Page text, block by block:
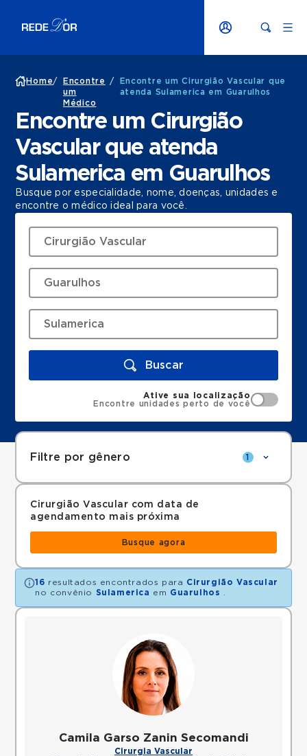
Home/
Encontre
um
Médico
/
Encontre um Cirurgião Vascular que
atenda Sulamerica em Guarulhos
Encontre um Cirurgião
Vascular que atenda
Sulamerica em Guarulhos
Busque por especialidade, nome, doenças, unidades e
encontre o médico ideal para você.
Buscar
Ative sua localização
Encontre unidades perto de você
Filtre por gênero 1
Cirurgião Vascular com data de
agendamento mais próxima
Busque agora
16 resultados encontrados para Cirurgião Vascular
no convênio
Sulamerica em Guarulhos
Camila Garso Zanin Secomandi
Cirurgia Vascular